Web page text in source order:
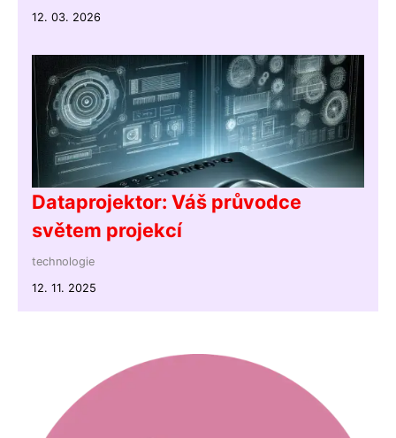
12. 03. 2026
Dataprojektor: Váš průvodce
světem projekcí
technologie
12. 11. 2025